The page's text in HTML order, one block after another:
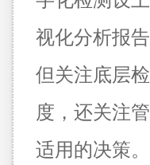
视化分析报
但关注底层
度，还关注
适用的决策